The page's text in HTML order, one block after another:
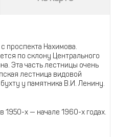
проспекта Нахимова.
по склону Центрального
Эта часть лестницы очень
лестница видовой
у памятника В.И. Ленину.
1950-х — начале 1960-х годах.